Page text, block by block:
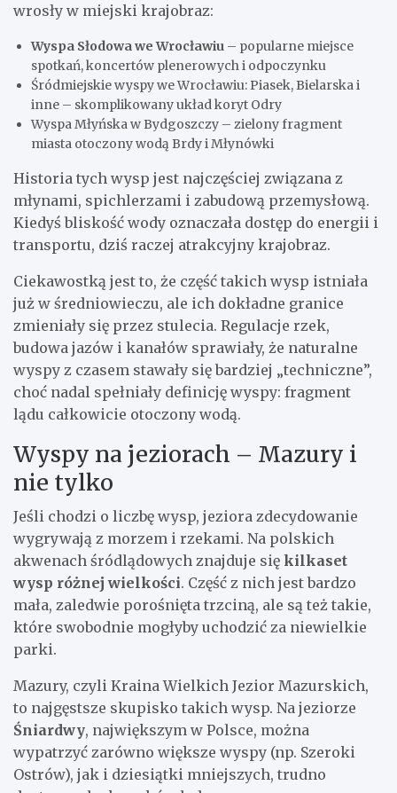
wrosły w miejski krajobraz:
Wyspa Słodowa we Wrocławiu – popularne miejsce
spotkań, koncertów plenerowych i odpoczynku
Śródmiejskie wyspy we Wrocławiu: Piasek, Bielarska i
inne – skomplikowany układ koryt Odry
Wyspa Młyńska w Bydgoszczy – zielony fragment
miasta otoczony wodą Brdy i Młynówki
Historia tych wysp jest najczęściej związana z
młynami, spichlerzami i zabudową przemysłową.
Kiedyś bliskość wody oznaczała dostęp do energii i
transportu, dziś raczej atrakcyjny krajobraz.
Ciekawostką jest to, że część takich wysp istniała
już w średniowieczu, ale ich dokładne granice
zmieniały się przez stulecia. Regulacje rzek,
budowa jazów i kanałów sprawiały, że naturalne
wyspy z czasem stawały się bardziej „techniczne”,
choć nadal spełniały definicję wyspy: fragment
lądu całkowicie otoczony wodą.
Wyspy na jeziorach – Mazury i
nie tylko
Jeśli chodzi o liczbę wysp, jeziora zdecydowanie
wygrywają z morzem i rzekami. Na polskich
akwenach śródlądowych znajduje się kilkaset
wysp różnej wielkości. Część z nich jest bardzo
mała, zaledwie porośnięta trzciną, ale są też takie,
które swobodnie mogłyby uchodzić za niewielkie
parki.
Mazury, czyli Kraina Wielkich Jezior Mazurskich,
to najgęstsze skupisko takich wysp. Na jeziorze
Śniardwy, największym w Polsce, można
wypatrzyć zarówno większe wyspy (np. Szeroki
Ostrów), jak i dziesiątki mniejszych, trudno